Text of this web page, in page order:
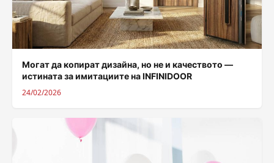
Могат да копират дизайна, но не и качеството —
истината за имитациите на INFINIDOOR
24/02/2026